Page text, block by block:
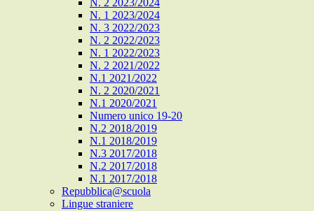
N. 2 2023/2024
N. 1 2023/2024
N. 3 2022/2023
N. 2 2022/2023
N. 1 2022/2023
N. 2 2021/2022
N.1 2021/2022
N. 2 2020/2021
N.1 2020/2021
Numero unico 19-20
N.2 2018/2019
N.1 2018/2019
N.3 2017/2018
N.2 2017/2018
N.1 2017/2018
Repubblica@scuola
Lingue straniere